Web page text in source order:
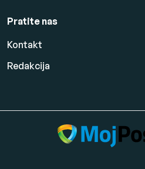
Pratite nas
Kontakt
Redakcija